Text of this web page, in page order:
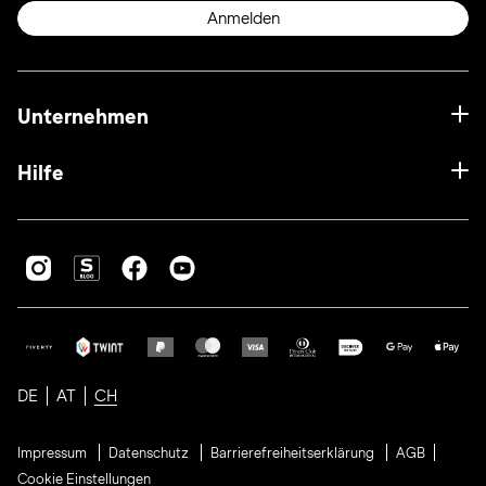
Anmelden
Unternehmen
Hilfe
DE AT CH
Impressum Datenschutz Barrierefreiheitserklärung
AGB
Cookie Einstellungen